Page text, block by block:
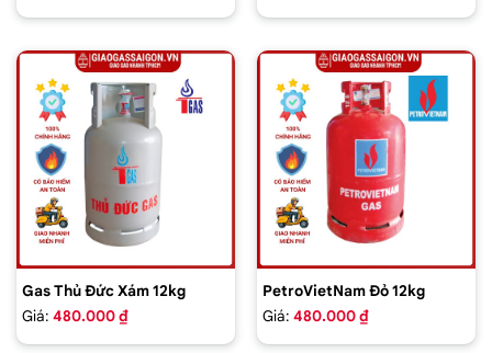
Gas Thủ Đức Xám 12kg
Giá: 480.000 ₫
PetroVietNam Đỏ 12kg
Giá: 480.000 ₫